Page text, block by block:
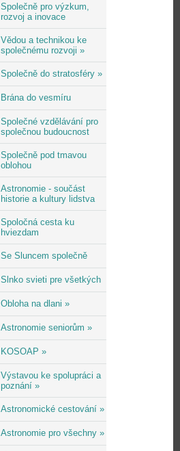
Společně pro výzkum,
rozvoj a inovace
Vědou a technikou ke
společnému rozvoji »
Společně do stratosféry »
Brána do vesmíru
Společné vzdělávání pro
společnou budoucnost
Společně pod tmavou
oblohou
Astronomie - součást
historie a kultury lidstva
Spoločná cesta ku
hviezdam
Se Sluncem společně
Slnko svieti pre všetkých
Obloha na dlani »
Astronomie seniorům »
KOSOAP »
Výstavou ke spolupráci a
poznání »
Astronomické cestování »
Astronomie pro všechny »